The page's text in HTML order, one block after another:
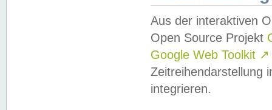
Aus der interaktiven
Open Source Projekt
Google Web Toolkit ↗
Zeitreihendarstellung
integrieren.